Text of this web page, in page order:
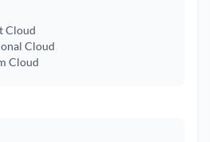
Cloud
Cloud
Cloud